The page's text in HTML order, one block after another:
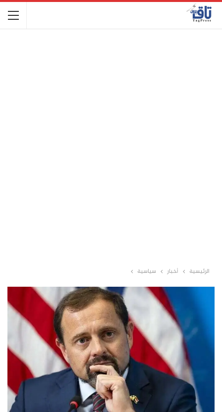
الرئيسية أخبار سياسية